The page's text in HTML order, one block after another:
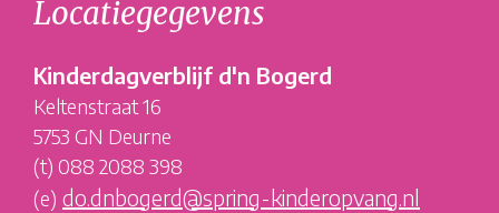
Locatiegegevens
Kinderdagverblijf d'n Bogerd
Keltenstraat 16
5753 GN Deurne
(t) 088 2088 398
(e) do.dnbogerd@spring-kinderopvang.nl